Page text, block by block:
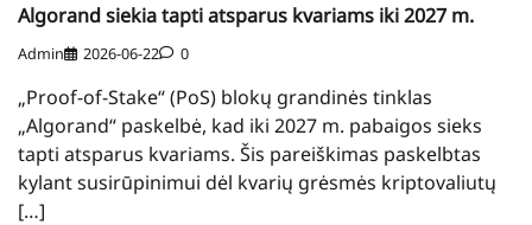
Algorand siekia tapti atsparus kvariams iki 2027 m.
Admin 2026-06-22 0
„Proof-of-Stake“ (PoS) blokų grandinės tinklas
„Algorand“ paskelbė, kad iki 2027 m. pabaigos sieks
tapti atsparus kvariams. Šis pareiškimas paskelbtas
kylant susirūpinimui dėl kvarių grėsmės kriptovaliutų
[…]